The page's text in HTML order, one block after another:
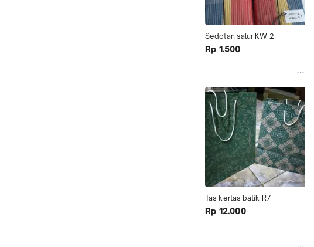
Sedotan salur KW 2
Rp 1.500
Tas kertas batik R7
Rp 12.000